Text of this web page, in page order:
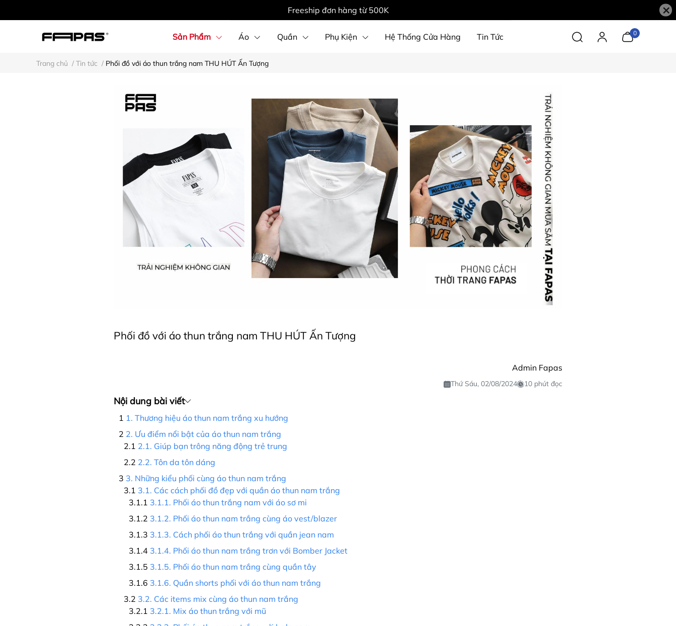
Freeship đơn hàng từ 500K ×
Sản Phẩm Áo Quần Phụ Kiện Hệ Thống Cửa Hàng Tin Tức 0
Trang chủ / Tin tức / Phối đồ với áo thun trắng nam THU HÚT Ấn Tượng
Phối đồ với áo thun trắng nam THU HÚT Ấn Tượng
Admin Fapas
Thứ Sáu, 02/08/2024 10 phút đọc
Nội dung bài viết
1. Thương hiệu áo thun nam trắng xu hướng
2. Ưu điểm nổi bật của áo thun nam trắng
2.1. Giúp bạn trông năng động trẻ trung
2.2. Tôn da tôn dáng
3. Những kiểu phối cùng áo thun nam trắng
3.1. Các cách phối đồ đẹp với quần áo thun nam trắng
3.1.1. Phối áo thun trắng nam với áo sơ mi
3.1.2. Phối áo thun nam trắng cùng áo vest/blazer
3.1.3. Cách phối áo thun trắng với quần jean nam
3.1.4. Phối áo thun nam trắng trơn với Bomber Jacket
3.1.5. Phối áo thun nam trắng cùng quần tây
3.1.6. Quần shorts phối với áo thun nam trắng
3.2. Các items mix cùng áo thun nam trắng
3.2.1. Mix áo thun trắng với mũ